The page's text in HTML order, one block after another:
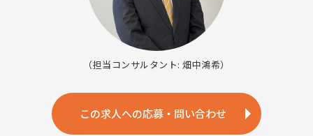
（担当コンサルタント: 畑中鴻希）
この求人への応募・問い合わせ